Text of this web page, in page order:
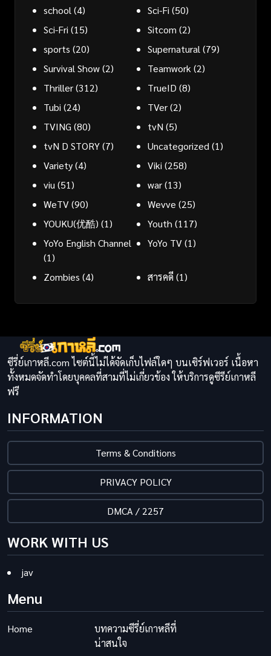
school (4) Sci-Fi (50)
Sci-Fri (15) Sitcom (2)
sports (20) Supernatural (79)
Survival Show(2) Teamwork (2)
Thriller(312) TrueID (8)
Tubi (24) TVer(2)
TVING (80) tvN (5)
tvN D STORY(7) Uncategorized (1)
Variety(4) Viki (258)
viu (51) war(13)
WeTV(90) Wevve (25)
YOUKU(优酷) (1) Youth (117)
YoYo English Channel
(1)
YoYo TV(1)
Zombies (4) สารคดี(1)
ซีรี่ย์เกาหลี.com ไซต์นี้ไม่ได้จัดเก็บไฟล์ใดๆ บนเซิร์ฟเวอร์ เนื้อหา
ทั้งหมดจัดทำโดยบุคคลที่สามที่ไม่เกี่ยวข้อง ให้บริการดูซีรีย์เกาหลี
ฟรี
INFORMATION
Terms & Conditions
PRIVACY POLICY
DMCA / 2257
WORK WITH US
jav
Menu
Home
บทความซีรี่ย์เกาหลีที่
น่าสนใจ